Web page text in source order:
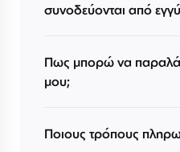
συνοδεύονται από
Πως μπορώ να
μου;
Ποιους τρόπους